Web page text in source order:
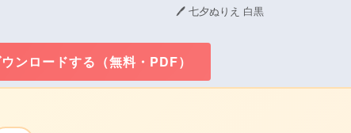
🖊 七夕ぬりえ 白黒
ンロードする（無料・PDF）